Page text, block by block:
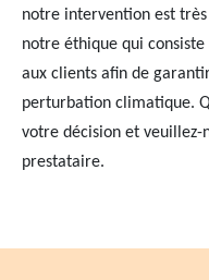
notre intervention est
notre éthique qui
aux clients afin de
perturbation climatique.
votre décision et
prestataire.